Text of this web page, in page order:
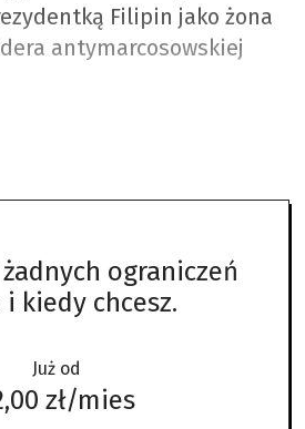
Filipin jako żona
antymarcosowskiej
ograniczeń
i kiedy chcesz.
Już od
zł/mies